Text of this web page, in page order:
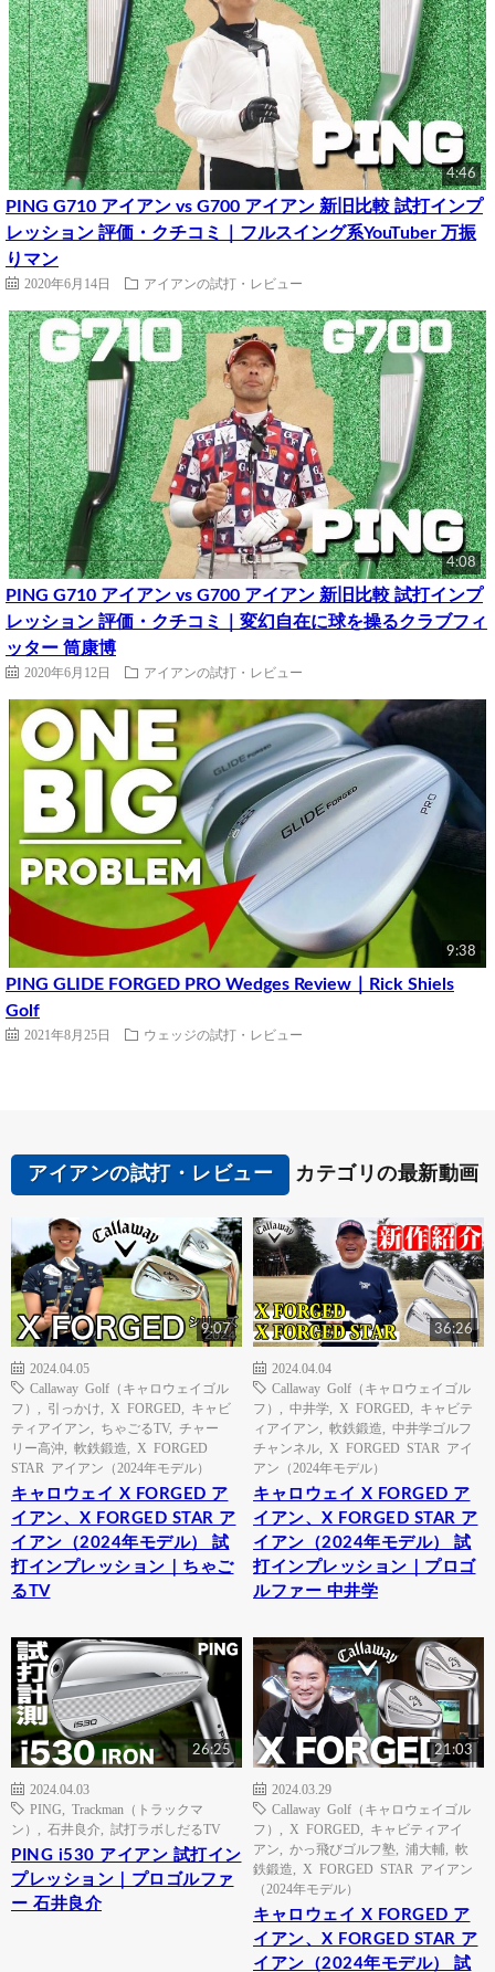
4:46
PING G710 アイアン vs G700 アイアン 新旧比較 試打インプ
レッション 評価・クチコミ｜フルスイング系YouTuber 万振
りマン
2020年6月14日 アイアンの試打・レビュー
4:08
PING G710 アイアン vs G700 アイアン 新旧比較 試打インプ
レッション 評価・クチコミ｜変幻自在に球を操るクラブフィ
ッター 筒康博
2020年6月12日 アイアンの試打・レビュー
9:38
PING GLIDE FORGED PRO Wedges Review｜Rick Shiels
Golf
2021年8月25日 ウェッジの試打・レビュー
アイアンの試打・レビュー カテゴリの最新動画
9:07
2024.04.05
Callaway Golf（キャロウェイゴル
フ）
引っかけ X FORGED
キャビ
ティアイアン
ちゃごるTV, チャー
リー高沖
軟鉄鍛造
X FORGED
STAR アイアン（2024年モデル）
キャロウェイ X FORGED ア
イアン、X FORGED STAR ア
イアン（2024年モデル） 試
打インプレッション｜ちゃご
るTV
36:26
2024.04.04
Callaway Golf（キャロウェイゴル
フ）
中井学 X FORGED
キャビテ
ィアイアン
軟鉄鍛造
中井学ゴルフ
チャンネル
X FORGED STAR アイ
アン（2024年モデル）
キャロウェイ X FORGED ア
イアン、X FORGED STAR ア
イアン（2024年モデル） 試
打インプレッション｜プロゴ
ルファー 中井学
26:25
2024.04.03
PING
Trackman（トラックマ
ン）
石井良介 試打ラボしだるTV
PING i530 アイアン 試打イン
プレッション｜プロゴルファ
ー 石井良介
21:03
2024.03.29
Callaway Golf（キャロウェイゴル
フ）
X FORGED
キャビティアイ
アン
かっ飛びゴルフ塾 浦大輔
軟
鉄鍛造
X FORGED STAR アイアン
（2024年モデル）
キャロウェイ X FORGED ア
イアン、X FORGED STAR ア
イアン（2024年モデル） 試